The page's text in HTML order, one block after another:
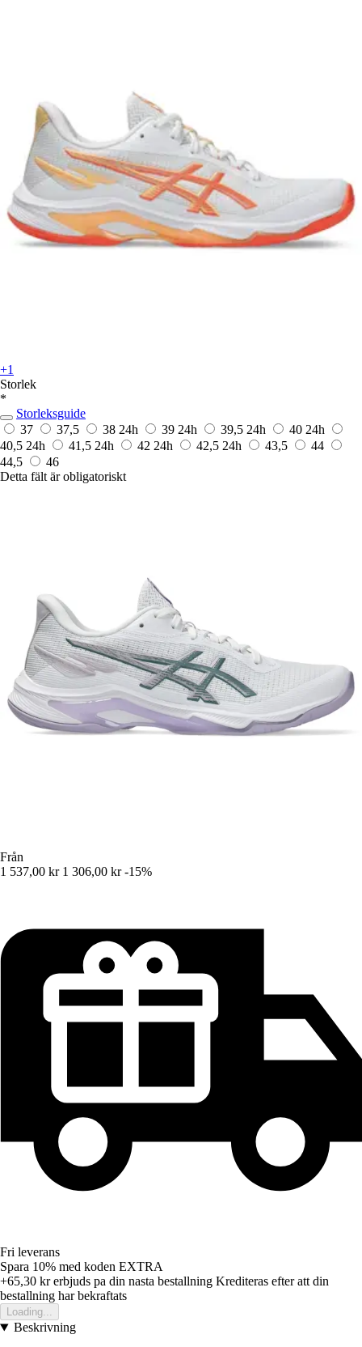
+1
Storlek
*
Storleksguide
37
37,5 38 24h 39 24h 39,5 24h 40 24h
40,5 24h 41,5 24h 42 24h 42,5 24h 43,5
44
44,5
46
Detta fält är obligatoriskt
Från
1 537,00 kr 1 306,00 kr -15%
Fri leverans
Spara 10% med koden EXTRA
+65,30 krerbjuds pa din nasta bestallning Krediteras efter att din
bestallning har bekraftats
Loading...
Beskrivning